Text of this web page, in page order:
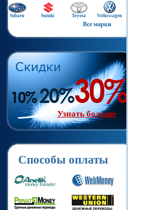
Subaru Suzuki Toyota Volkswagen
Все марки
Узнать больше
Способы оплаты